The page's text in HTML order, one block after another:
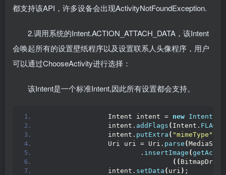
都支持该API，许多设备会出现ActivityNotFoundException.
2.调用系统的Intent.ACTION_ATTACH_DATA，该Intent
会唤起所有的设置壁纸程序以及设置联系人头像程序，用户
可以通过ChooseActivity进行选择：
该Intent是一个标准Intent,因此所有设置都会支持。
                Intent intent =
new Intent
                intent.
addFlags ( Intent.
                intent.
putExtra ( "mimeType"
                Uri uri = Uri.
parse (
                        .
insertImage (
((
                intent.
setData ( uri ) ;